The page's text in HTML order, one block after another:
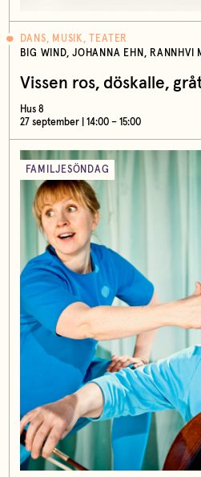
DANS, MUSIK, TEATER
BIG WIND, JOHANNA EHN, RANNHVI
Vissen ros, döskalle,
Hus 8
27 september | 14:00 – 15:00
FAMILJESÖNDAG